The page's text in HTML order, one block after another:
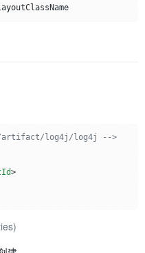
log4j.appender.youName.layout=layoutClassName
artifact/log4j/log4j -->
>